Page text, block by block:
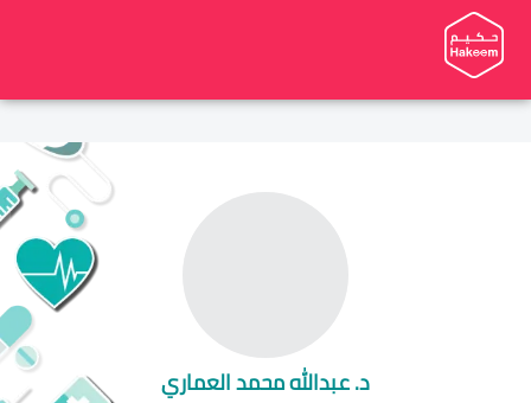
د. عبدالله محمد العماري